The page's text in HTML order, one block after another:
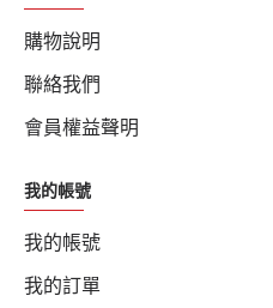
購物說明
聯絡我們
會員權益聲明
我的帳號
我的帳號
我的訂單